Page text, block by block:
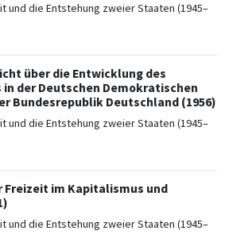
und die Entstehung zweier Staaten (1945–
über die Entwicklung des
der Deutschen Demokratischen
Bundesrepublik Deutschland (1956)
und die Entstehung zweier Staaten (1945–
Freizeit im Kapitalismus und
und die Entstehung zweier Staaten (1945–